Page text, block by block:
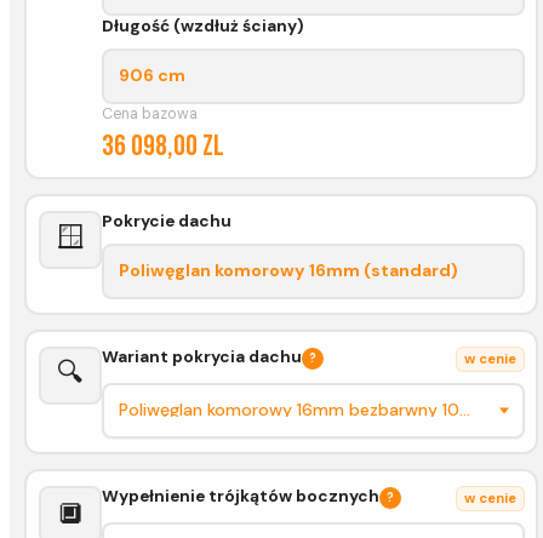
Długość (wzdłuż ściany)
906 cm
Cena bazowa
36 098,00 zl
🪟 Pokrycie dachu
Poliwęglan komorowy 16mm (standard)
🔍 Wariant pokrycia dachu ? w cenie
🔲
Wypełnienie trójkątów bocznych ? w cenie